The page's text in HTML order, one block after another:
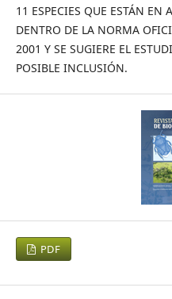
11 ESPECIES QUE ESTÁN EN
DENTRO DE LA NORMA
2001 Y SE SUGIERE EL
POSIBLE INCLUSIÓN.
PDF